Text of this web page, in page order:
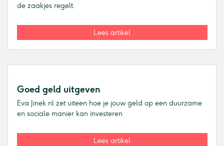
de zaakjes regelt.
Lees artikel
Goed geld uitgeven
Eva Jinek.nl zet uiteen hoe je jouw geld op een duurzame
en sociale manier kan investeren
Lees artikel